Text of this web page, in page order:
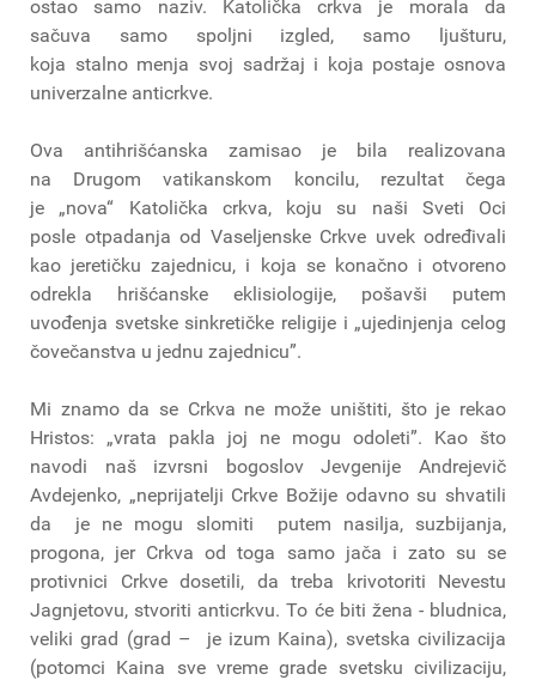
ostao samo naziv. Katolička crkva je morala da
sačuva samo spoljni izgled, samo ljušturu,
koja stalno menja svoj sadržaj i koja postaje osnova
univerzalne anticrkve.
Ova antihrišćanska zamisao je bila realizovana
na Drugom vatikanskom koncilu, rezultat čega
je „nova“ Katolička crkva, koju su naši Sveti Oci
posle otpadanja od Vaseljenske Crkve uvek određivali
kao jeretičku zajednicu, i koja se konačno i otvoreno
odrekla hrišćanske eklisiologije, pošavši putem
uvođenja svetske sinkretičke religije i „ujedinjenja celog
čovečanstva u jednu zajednicu”.
Mi znamo da se Crkva ne može uništiti, što je rekao
Hristos: „vrata pakla joj ne mogu odoleti”. Kao što
navodi naš izvrsni bogoslov Jevgenije Andrejevič
Avdejenko, „neprijatelji Crkve Božije odavno su shvatili
da je ne mogu slomiti putem nasilja, suzbijanja,
progona, jer Crkva od toga samo jača i zato su se
protivnici Crkve dosetili, da treba krivotoriti Nevestu
Jagnjetovu, stvoriti anticrkvu. To će biti žena - bludnica,
veliki grad (grad – je izum Kaina), svetska civilizacija
(potomci Kaina sve vreme grade svetsku civilizaciju,